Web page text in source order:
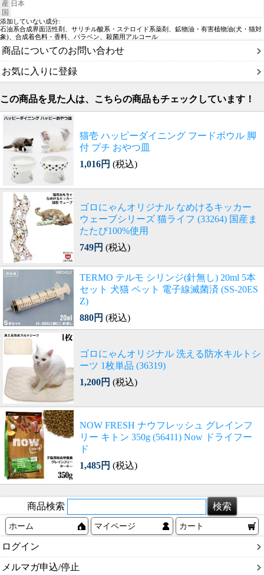
産
国
日本
添加していない成分:
石油系合成界面活性剤、サリチル酸系・ステロイド系薬剤、鉱物油・有害植物油(犬・猫対
象)、合成着色料・香料、パラベン、殺菌用アルコール
商品についてのお問い合わせ
お気に入りに登録
この商品を見た人は、こちらの商品もチェックしています！
猫壱 ハッピーダイニング フードボウル 脚
付 プチ おやつ皿
1,016円 (税込)
ゴロにゃんオリジナル なめけるキッカー
ウェーブシリーズ 猫ライフ (33264) 国産ま
たたび100%使用
749円 (税込)
TERMO テルモ シリンジ(針無し) 20ml 5本
セット 犬猫 ペット 電子線滅菌済 (SS-20ES
Z)
880円 (税込)
ゴロにゃんオリジナル 洗える防水キルトシ
ーツ 1枚単品 (36319)
1,200円 (税込)
NOW FRESH ナウフレッシュ グレインフ
リー キトン 350g (56411) Now ドライフー
ド
1,485円 (税込)
商品検索
ホーム マイページ カート
ログイン
メルマガ申込/停止